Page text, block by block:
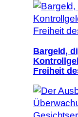
Bargeld,
Freiheit